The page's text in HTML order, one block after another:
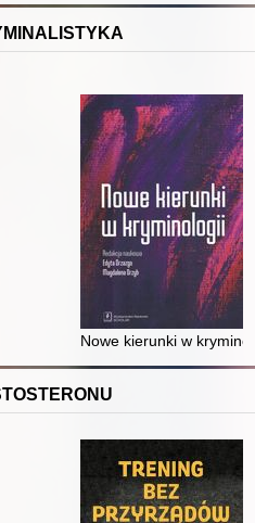
daktyloskopii, 1811 - 1911
nieznana historia Frances
Nowe kierunki w